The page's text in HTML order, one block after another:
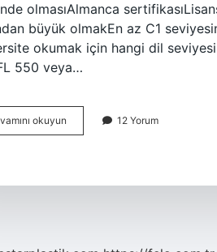
olmasıAlmanca
büyük olmakEn az C1
okumak için hangi dil
550 veya…
okuyun Almanyada
Okumak
12 Yorum